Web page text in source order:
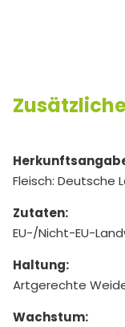
Fleisch: Deutsche
Zutaten:
EU-/Nicht-EU-
Haltung:
Artgerechte
Wachstum: